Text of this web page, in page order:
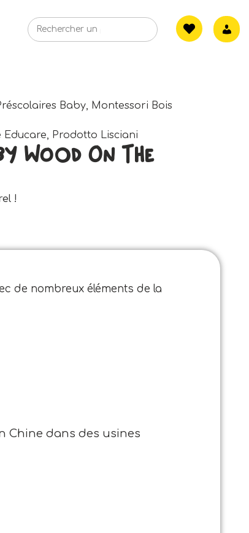
Baby, Montessori Bois
Educare, Prodotto Lisciani
Wood On The
!
de nombreux éléments de la
Chine dans des usines